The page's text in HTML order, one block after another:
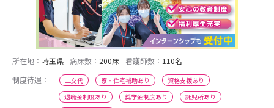
所在地： 埼玉県 病床数： 200床 看護師数： 110名
制度待遇：
二交代 寮・住宅補助あり
資格支援あり
退職金制度あり
奨学金制度あり
託児所あり